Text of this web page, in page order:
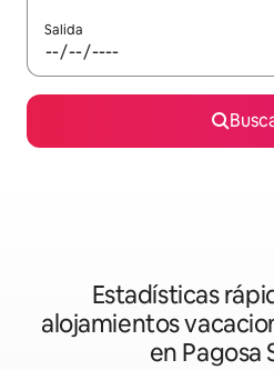
Salida
Estadísticas
alojamientos
en Pagosa